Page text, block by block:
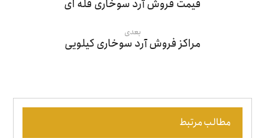
قیمت فروش آرد سوخاری فله ای
بعدی
مراکز فروش آرد سوخاری کیلویی
مطالب مرتبط